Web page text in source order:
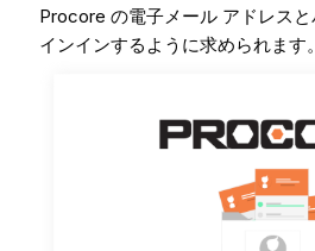
Procore の電子メール アドレス
インインするように求められます。